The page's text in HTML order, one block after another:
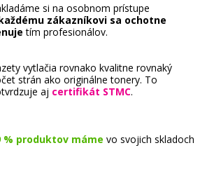
si na osobnom prístupe
zákazníkovi sa ochotne
tím profesionálov.
vytlačia rovnako kvalitne rovnaký
strán ako originálne tonery. To
aj certifikát STMC.
% produktov máme vo svojich skladoch